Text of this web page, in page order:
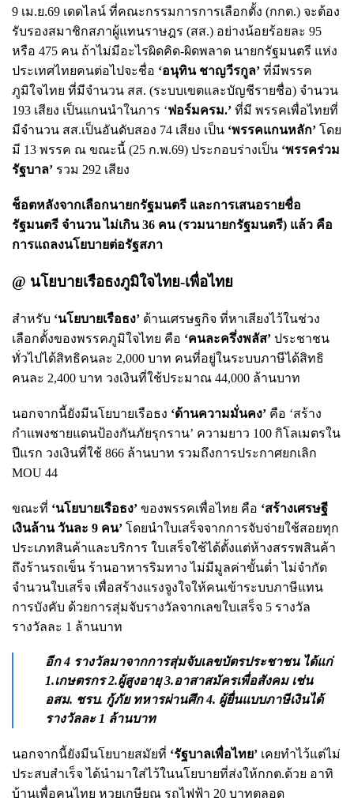
9 เม.ย.69 เดดไลน์ ที่คณะกรรมการการเลือกตั้ง (กกต.) จะต้อง
รับรองสมาชิกสภาผู้แทนราษฎร (สส.) อย่างน้อยร้อยละ 95
หรือ 475 คน ถ้าไม่มีอะไรผิดคิด-ผิดพลาด นายกรัฐมนตรี แห่ง
ประเทศไทยคนต่อไปจะชื่อ ‘อนุทิน ชาญวีรกูล’ ที่มีพรรค
ภูมิใจไทย ที่มีจำนวน สส. (ระบบเขตและบัญชีรายชื่อ) จำนวน
193 เสียง เป็นแกนนำในการ ‘ฟอร์มครม.’ ที่มี พรรคเพื่อไทยที่
มีจำนวน สส.เป็นอันดับสอง 74 เสียง เป็น ‘พรรคแกนหลัก’ โดย
มี 13 พรรค ณ ขณะนี้ (25 ก.พ.69) ประกอบร่างเป็น ‘พรรคร่วม
รัฐบาล’ รวม 292 เสียง
ช็อตหลังจากเลือกนายกรัฐมนตรี และการเสนอรายชื่อ
รัฐมนตรี จำนวน ไม่เกิน 36 คน (รวมนายกรัฐมนตรี) แล้ว คือ
การแถลงนโยบายต่อรัฐสภา
@ นโยบายเรือธงภูมิใจไทย-เพื่อไทย
สำหรับ ‘นโยบายเรือธง’ ด้านเศรษฐกิจ ที่หาเสียงไว้ในช่วง
เลือกตั้งของพรรคภูมิใจไทย คือ ‘คนละครึ่งพลัส’ ประชาชน
ทั่วไปได้สิทธิคนละ 2,000 บาท คนที่อยู่ในระบบภาษีได้สิทธิ
คนละ 2,400 บาท วงเงินที่ใช้ประมาณ 44,000 ล้านบาท
นอกจากนี้ยังมีนโยบายเรือธง ‘ด้านความมั่นคง’ คือ ‘สร้าง
กำแพงชายแดนป้องกันภัยรุกราน’ ความยาว 100 กิโลเมตรใน
ปีแรก วงเงินที่ใช้ 866 ล้านบาท รวมถึงการประกาศยกเลิก
MOU 44
ขณะที่ ‘นโยบายเรือธง’ ของพรรคเพื่อไทย คือ ‘สร้างเศรษฐี
เงินล้าน วันละ 9 คน’ โดยนำใบเสร็จจากการจับจ่ายใช้สอยทุก
ประเภทสินค้าและบริการ ใบเสร็จใช้ได้ตั้งแต่ห้างสรรพสินค้า
ถึงร้านรถเข็น ร้านอาหารริมทาง ไม่มีมูลค่าขั้นต่ำ ไม่จำกัด
จำนวนใบเสร็จ เพื่อสร้างแรงจูงใจให้คนเข้าระบบภาษีแทน
การบังคับ ด้วยการสุ่มจับรางวัลจากเลขใบเสร็จ 5 รางวัล
รางวัลละ 1 ล้านบาท
อีก 4 รางวัลมาจากการสุ่มจับเลขบัตรประชาชน ได้แก่
1.เกษตรกร 2.ผู้สูงอายุ 3.อาสาสมัครเพื่อสังคม เช่น
อสม. ชรบ. กู้ภัย ทหารผ่านศึก 4. ผู้ยื่นแบบภาษีเงินได้
รางวัลละ 1 ล้านบาท
นอกจากนี้ยังมีนโยบายสมัยที่ ‘รัฐบาลเพื่อไทย’ เคยทำไว้แต่ไม่
ประสบสำเร็จ ได้นำมาใส่ไว้ในนโยบายที่ส่งให้กกต.ด้วย อาทิ
บ้านเพื่อคนไทย หวยเกษียณ รถไฟฟ้า 20 บาทตลอด